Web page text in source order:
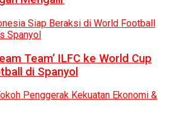
Team’ ILFC ke World Cup
di Spanyol